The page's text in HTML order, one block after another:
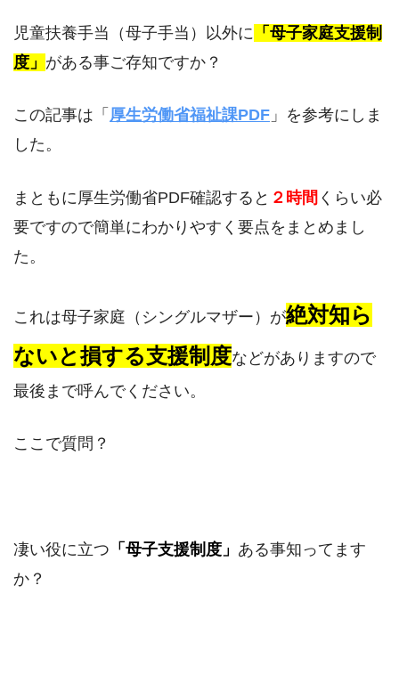
児童扶養手当（母子手当）以外に 「母子家庭支援制
度」 がある事ご存知ですか？
この記事は「 厚生労働省福祉課PDF 」を参考にしま
した。
まともに厚生労働省PDF確認すると ２時間 くらい必
要ですので簡単にわかりやすく要点をまとめまし
た。
これは母子家庭（シングルマザー）が絶対知ら
ないと損する支援制度などがありますので
最後まで呼んでください。
ここで質問？
凄い役に立つ 「母子支援制度」 ある事知ってます
か？